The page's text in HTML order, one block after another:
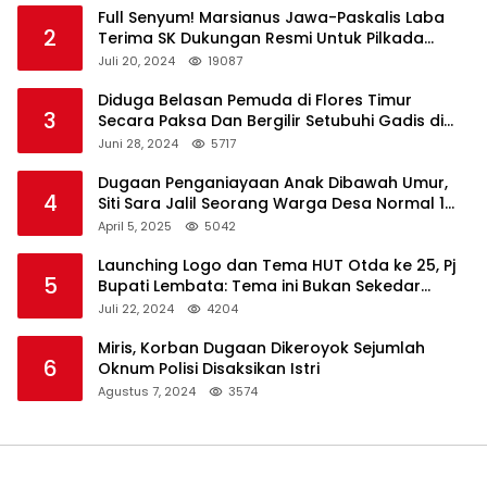
2
Full Senyum! Marsianus Jawa-Paskalis Laba
Terima SK Dukungan Resmi Untuk Pilkada
Lembata
Juli 20, 2024 19087
3
Diduga Belasan Pemuda di Flores Timur
Secara Paksa Dan Bergilir Setubuhi Gadis di
Bawah Umur
Juni 28, 2024 5717
4
Dugaan Penganiayaan Anak Dibawah Umur,
Siti Sara Jalil Seorang Warga Desa Normal 1
Melapor ke Polisi
April 5, 2025 5042
5
Launching Logo dan Tema HUT Otda ke 25, Pj
Bupati Lembata: Tema ini Bukan Sekedar
Refleksi Semalam
Juli 22, 2024 4204
6
Miris, Korban Dugaan Dikeroyok Sejumlah
Oknum Polisi Disaksikan Istri
Agustus 7, 2024 3574